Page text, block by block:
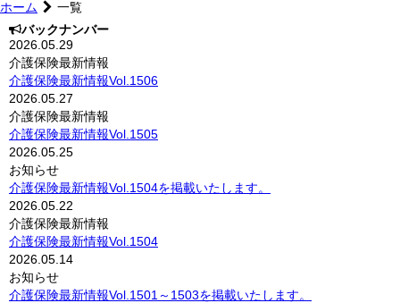
ホーム
一覧
バックナンバー
2026.05.29
介護保険最新情報
介護保険最新情報Vol.1506
2026.05.27
介護保険最新情報
介護保険最新情報Vol.1505
2026.05.25
お知らせ
介護保険最新情報Vol.1504を掲載いたします。
2026.05.22
介護保険最新情報
介護保険最新情報Vol.1504
2026.05.14
お知らせ
介護保険最新情報Vol.1501～1503を掲載いたします。